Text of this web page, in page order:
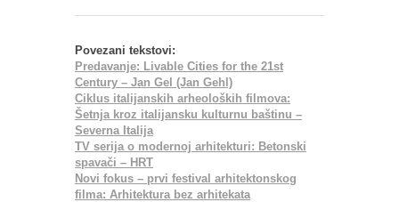
Povezani tekstovi:
Predavanje: Livable Cities for the 21st
Century – Jan Gel (Jan Gehl)
Ciklus italijanskih arheoloških filmova:
Šetnja kroz italijansku kulturnu baštinu –
Severna Italija
TV serija o modernoj arhitekturi: Betonski
spavači – HRT
Novi fokus – prvi festival arhitektonskog
filma: Arhitektura bez arhitekata